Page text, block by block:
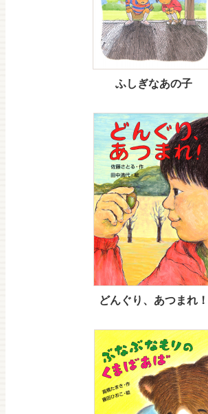
ふしぎなあの子
どんぐり、あつまれ！